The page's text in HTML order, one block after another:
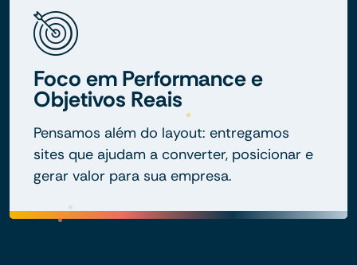
Foco em Performance e
Objetivos Reais
Pensamos além do layout: entregamos
sites que ajudam a converter, posicionar e
gerar valor para sua empresa.